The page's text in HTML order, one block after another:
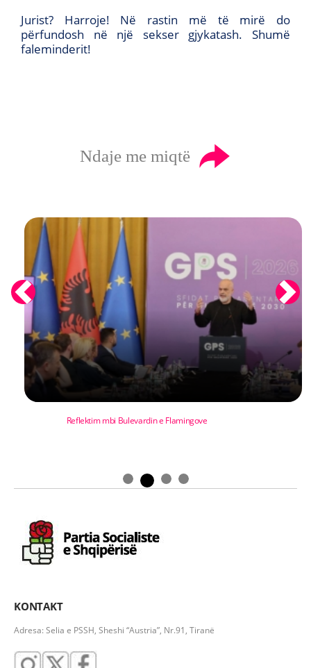
Jurist? Harroje! Në rastin më të mirë do
përfundosh në një sekser gjykatash. Shumë
faleminderit!
Ndaje me miqtë
Reflektim mbi Bulevardin e Flamingove
Previous Next
KONTAKT
Adresa: Selia e PSSH, Sheshi “Austria”, Nr.91, Tiranë